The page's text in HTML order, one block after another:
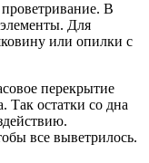
В
Для
или опилки с
перекрытие
Так остатки со дна
все выветрилось.